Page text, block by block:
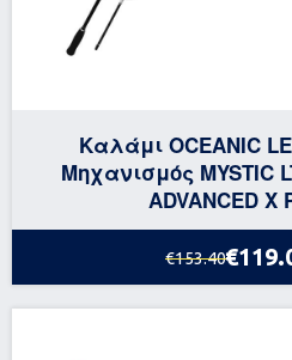
Καλάμι OCEANIC
Μηχανισμός MYSTIC
ADVANCED X
€153.40